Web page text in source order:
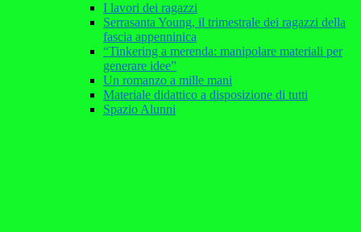
I lavori dei ragazzi
Serrasanta Young, il trimestrale dei ragazzi della
fascia appenninica
“Tinkering a merenda: manipolare materiali per
generare idee”
Un romanzo a mille mani
Materiale didattico a disposizione di tutti
Spazio Alunni